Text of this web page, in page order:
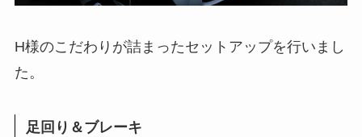
H様のこだわりが詰まったセットアップを行いまし
た。
足回り＆ブレーキ